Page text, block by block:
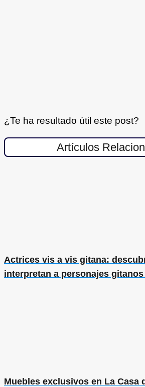
¿Te ha resultado útil este post?
Artículos
Actrices vis a vis gitana:
interpretan a personajes
Muebles exclusivos en La Casa